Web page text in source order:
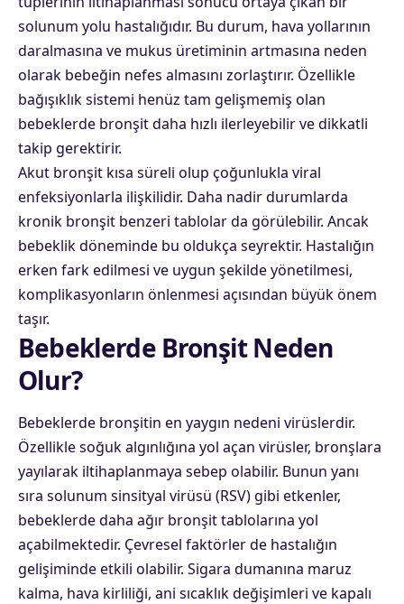
solunum yolu hastalığıdır. Bu durum, hava yollarının
daralmasına ve mukus üretiminin artmasına neden
olarak bebeğin nefes almasını zorlaştırır. Özellikle
bağışıklık sistemi henüz tam gelişmemiş olan
bebeklerde bronşit daha hızlı ilerleyebilir ve dikkatli
takip gerektirir.
Akut bronşit kısa süreli olup çoğunlukla viral
enfeksiyonlarla ilişkilidir. Daha nadir durumlarda
kronik bronşit benzeri tablolar da görülebilir. Ancak
bebeklik döneminde bu oldukça seyrektir. Hastalığın
erken fark edilmesi ve uygun şekilde yönetilmesi,
komplikasyonların önlenmesi açısından büyük önem
taşır.
Bebeklerde Bronşit Neden
Olur?
Bebeklerde bronşitin en yaygın nedeni virüslerdir.
Özellikle soğuk algınlığına yol açan virüsler, bronşlara
yayılarak iltihaplanmaya sebep olabilir. Bunun yanı
sıra solunum sinsityal virüsü (RSV) gibi etkenler,
bebeklerde daha ağır bronşit tablolarına yol
açabilmektedir. Çevresel faktörler de hastalığın
gelişiminde etkili olabilir. Sigara dumanına maruz
kalma, hava kirliliği, ani sıcaklık değişimleri ve kapalı